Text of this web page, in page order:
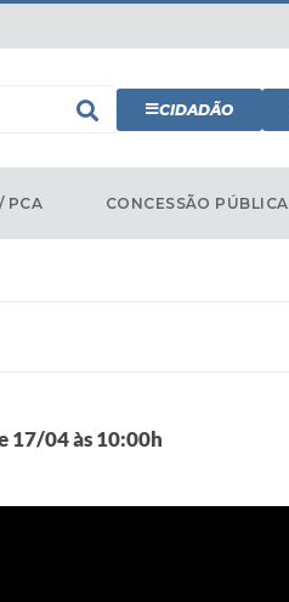
CIDADÃO
PCA CONCESSÃO PÚBLICA
17/04 às 10:00h